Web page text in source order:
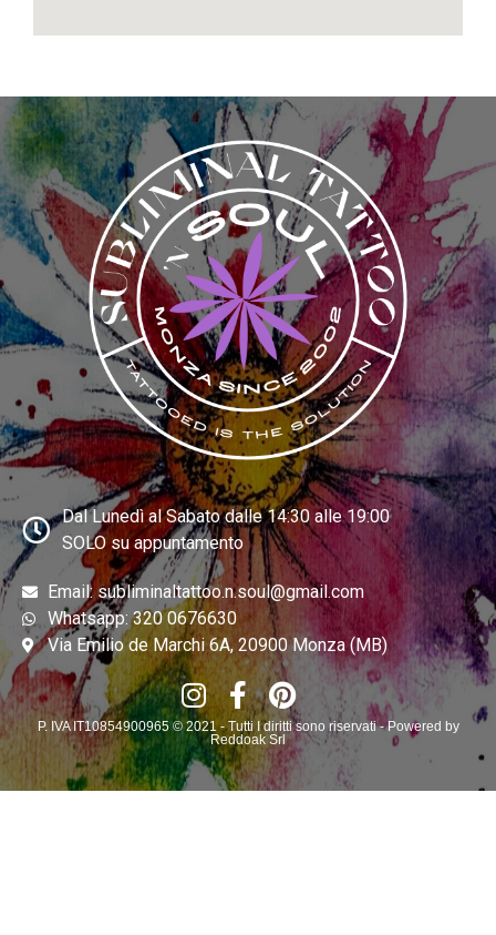
Dal Lunedì al Sabato dalle 14:30 alle 19:00
SOLO su appuntamento
Email: subliminaltattoo.n.soul@gmail.com
Whatsapp: 320 0676630
Via Emilio de Marchi 6A, 20900 Monza (MB)
P. IVA IT10854900965 © 2021 - Tutti I diritti sono riservati - Powered by
Reddoak Srl